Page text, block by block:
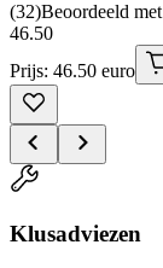
(32)Beoordeeld
46.50
Prijs: 46.50 euro
Klusadviezen